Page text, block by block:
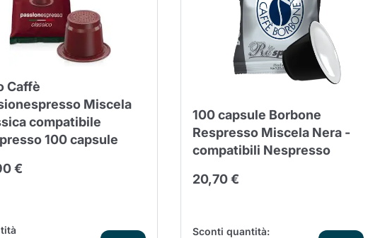
Caffè
Miscela
compatibile
100 capsule
€
100 capsule Borbone
Respresso Miscela Nera -
compatibili Nespresso
20,70 €
Sconti quantità:
Continua a fare acquisti Vai al carrello